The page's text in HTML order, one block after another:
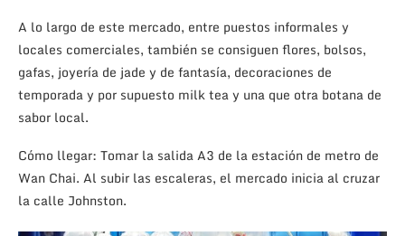
A lo largo de este mercado, entre puestos informales y
locales comerciales, también se consiguen flores, bolsos,
gafas, joyería de jade y de fantasía, decoraciones de
temporada y por supuesto milk tea y una que otra botana de
sabor local.
Cómo llegar: Tomar la salida A3 de la estación de metro de
Wan Chai. Al subir las escaleras, el mercado inicia al cruzar
la calle Johnston.